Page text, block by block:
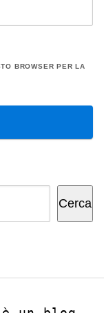
BROWSER PER LA
Cerca